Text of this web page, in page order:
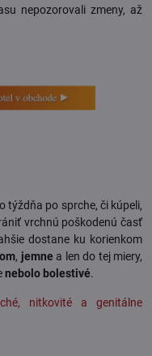
nepozorovali zmeny, až
týždňa po sprche, či kúpeli,
vrchnú poškodenú časť
dostane ku korienkom
, jemne a len do tej miery,
nebolo bolestivé.
nitkovité a genitálne